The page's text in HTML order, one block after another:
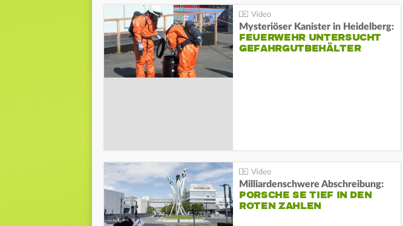
Mysteriöser Kanister in Heidelberg:
FEUERWEHR UNTERSUCHT
GEFAHRGUTBEHÄLTER
Milliardenschwere Abschreibung:
PORSCHE SE TIEF IN DEN
ROTEN ZAHLEN